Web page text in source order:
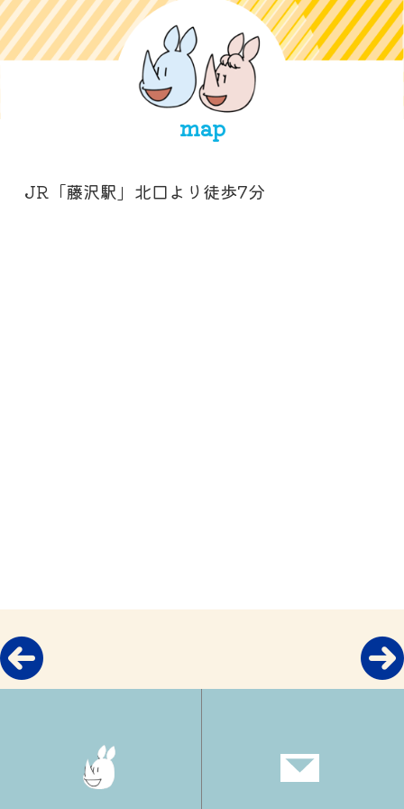
map
JR「藤沢駅」北口より徒歩7分